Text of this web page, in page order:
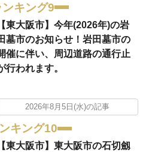
ンキング9
【東大阪市】今年(2026年)の岩
墓市のお知らせ！岩田墓市の
催に伴い、周辺道路の通行止
行われます。
2026年8月5日(水)の記事
キング10
【東大阪市】東大阪市の石切劔